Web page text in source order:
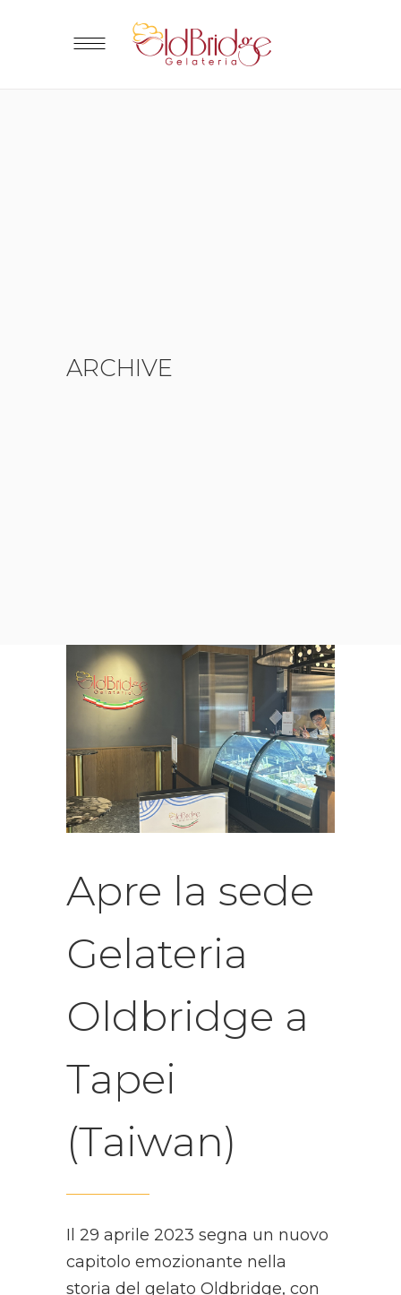
ARCHIVE
Apre la sede
Gelateria
Oldbridge a
Tapei
(Taiwan)
Il 29 aprile 2023 segna un nuovo
capitolo emozionante nella
storia del gelato Oldbridge, con